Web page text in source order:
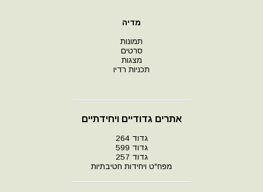
מדיה
תמונות
סרטים
מצגות
תכניות רדיו
אתרים גדודיים ויחידתיים
גדוד 264
גדוד 599
גדוד 257
מפח"ט ויחידות חטיבתיות